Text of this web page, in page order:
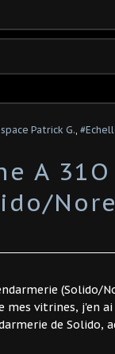
Patrick G.,
A 31O
(Solido/
mes vitrines, j'en
de Solido,